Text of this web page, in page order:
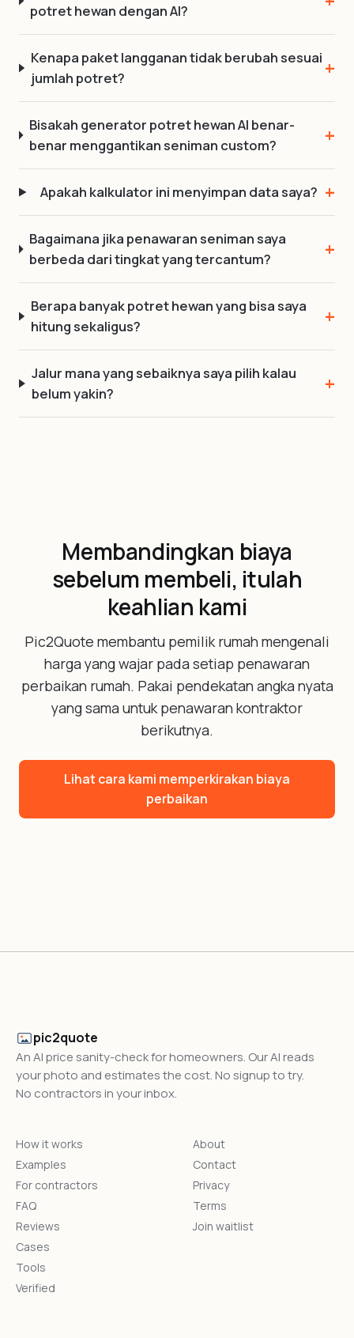
potret hewan dengan AI?
Kenapa paket langganan tidak berubah sesuai
jumlah potret?
Bisakah generator potret hewan AI benar-
benar menggantikan seniman custom?
Apakah kalkulator ini menyimpan data saya?
Bagaimana jika penawaran seniman saya
berbeda dari tingkat yang tercantum?
Berapa banyak potret hewan yang bisa saya
hitung sekaligus?
Jalur mana yang sebaiknya saya pilih kalau
belum yakin?
Membandingkan biaya
sebelum membeli, itulah
keahlian kami
Pic2Quote membantu pemilik rumah mengenali
harga yang wajar pada setiap penawaran
perbaikan rumah. Pakai pendekatan angka nyata
yang sama untuk penawaran kontraktor
berikutnya.
Lihat cara kami memperkirakan biaya
perbaikan
pic2quote
An AI price sanity-check for homeowners. Our AI reads
your photo and estimates the cost. No signup to try.
No contractors in your inbox.
How it works
Examples
For contractors
FAQ
Reviews
Cases
Tools
Verified
About
Contact
Privacy
Terms
Join waitlist